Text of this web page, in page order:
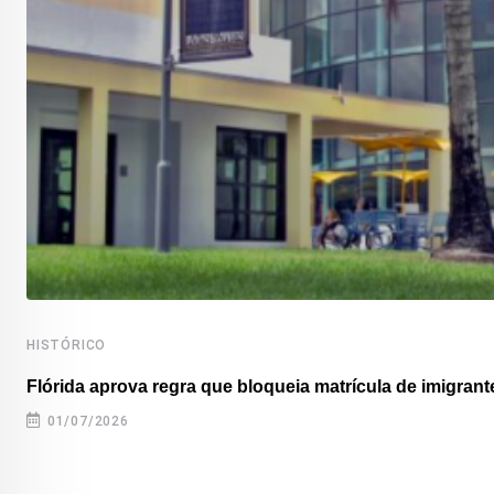
HISTÓRICO
Flórida aprova regra que bloqueia matrícula de
01/07/2026